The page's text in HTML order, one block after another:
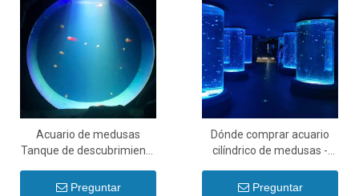
Acuario de medusas
Tanque de descubrimiento
agua Dulce - leyu
Preguntar
Dónde comprar acuario
cilíndrico de medusas -
Preguntar